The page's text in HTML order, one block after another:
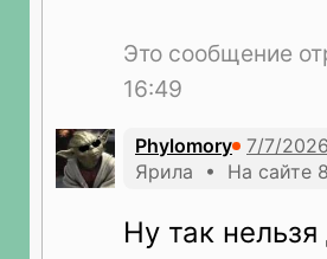
Это сообщение
16:49
Phylomory
Ярила • На сайте
Ну так